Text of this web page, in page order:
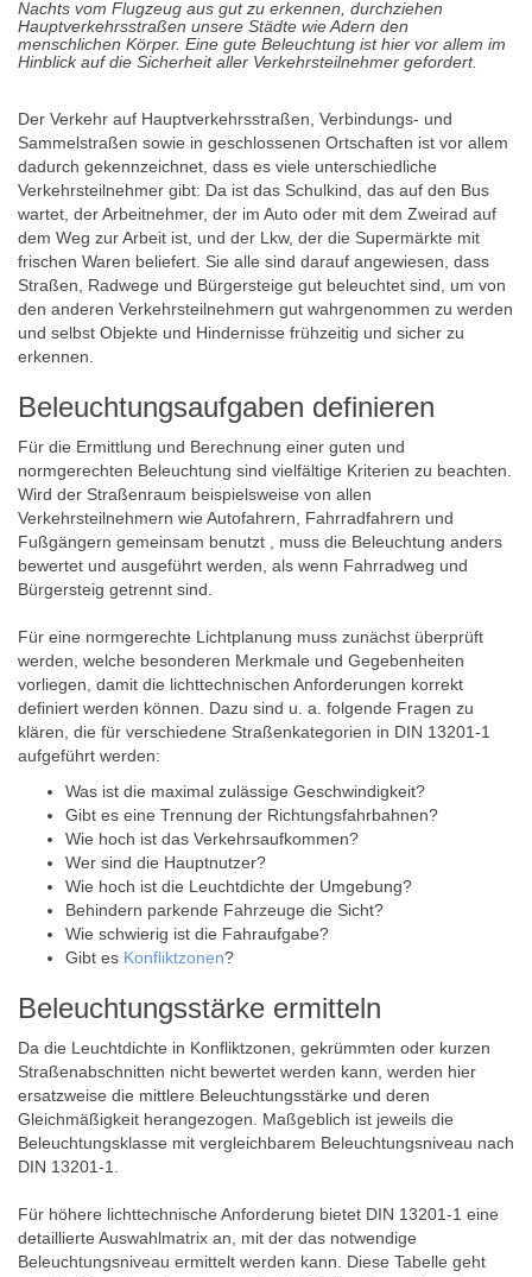
Nachts vom Flugzeug aus gut zu erkennen, durchziehen
Hauptverkehrsstraßen unsere Städte wie Adern den
menschlichen Körper. Eine gute Beleuchtung ist hier vor allem im
Hinblick auf die Sicherheit aller Verkehrsteilnehmer gefordert.
Der Verkehr auf Hauptverkehrsstraßen, Verbindungs- und
Sammelstraßen sowie in geschlossenen Ortschaften ist vor allem
dadurch gekennzeichnet, dass es viele unterschiedliche
Verkehrsteilnehmer gibt: Da ist das Schulkind, das auf den Bus
wartet, der Arbeitnehmer, der im Auto oder mit dem Zweirad auf
dem Weg zur Arbeit ist, und der Lkw, der die Supermärkte mit
frischen Waren beliefert. Sie alle sind darauf angewiesen, dass
Straßen, Radwege und Bürgersteige gut beleuchtet sind, um von
den anderen Verkehrsteilnehmern gut wahrgenommen zu werden
und selbst Objekte und Hindernisse frühzeitig und sicher zu
erkennen.
Beleuchtungsaufgaben definieren
Für die Ermittlung und Berechnung einer guten und
normgerechten Beleuchtung sind vielfältige Kriterien zu beachten.
Wird der Straßenraum beispielsweise von allen
Verkehrsteilnehmern wie Autofahrern, Fahrradfahrern und
Fußgängern gemeinsam benutzt , muss die Beleuchtung anders
bewertet und ausgeführt werden, als wenn Fahrradweg und
Bürgersteig getrennt sind.
Für eine normgerechte Lichtplanung muss zunächst überprüft
werden, welche besonderen Merkmale und Gegebenheiten
vorliegen, damit die lichttechnischen Anforderungen korrekt
definiert werden können. Dazu sind u. a. folgende Fragen zu
klären, die für verschiedene Straßenkategorien in DIN 13201-1
aufgeführt werden:
Was ist die maximal zulässige Geschwindigkeit?
Gibt es eine Trennung der Richtungsfahrbahnen?
Wie hoch ist das Verkehrsaufkommen?
Wer sind die Hauptnutzer?
Wie hoch ist die Leuchtdichte der Umgebung?
Behindern parkende Fahrzeuge die Sicht?
Wie schwierig ist die Fahraufgabe?
Gibt es Konfliktzonen?
Beleuchtungsstärke ermitteln
Da die Leuchtdichte in Konfliktzonen, gekrümmten oder kurzen
Straßenabschnitten nicht bewertet werden kann, werden hier
ersatzweise die mittlere Beleuchtungsstärke und deren
Gleichmäßigkeit herangezogen. Maßgeblich ist jeweils die
Beleuchtungsklasse mit vergleichbarem Beleuchtungsniveau nach
DIN 13201-1.
Für höhere lichttechnische Anforderung bietet DIN 13201-1 eine
detaillierte Auswahlmatrix an, mit der das notwendige
Beleuchtungsniveau ermittelt werden kann. Diese Tabelle geht